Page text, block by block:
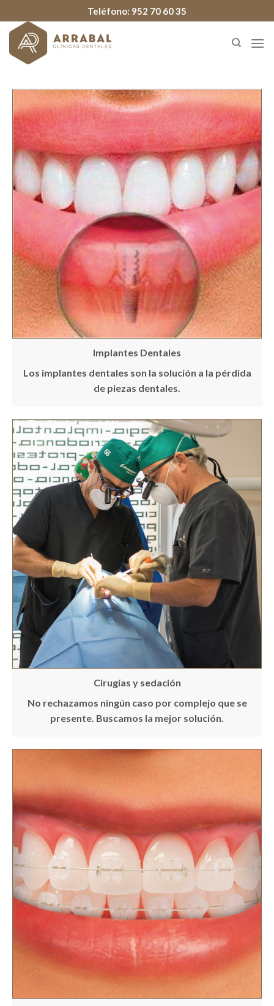
Teléfono: 952 70 60 35
Implantes Dentales
Los implantes dentales son la solución a la pérdida
de piezas dentales.
Cirugías y sedación
No rechazamos ningún caso por complejo que se
presente. Buscamos la mejor solución.